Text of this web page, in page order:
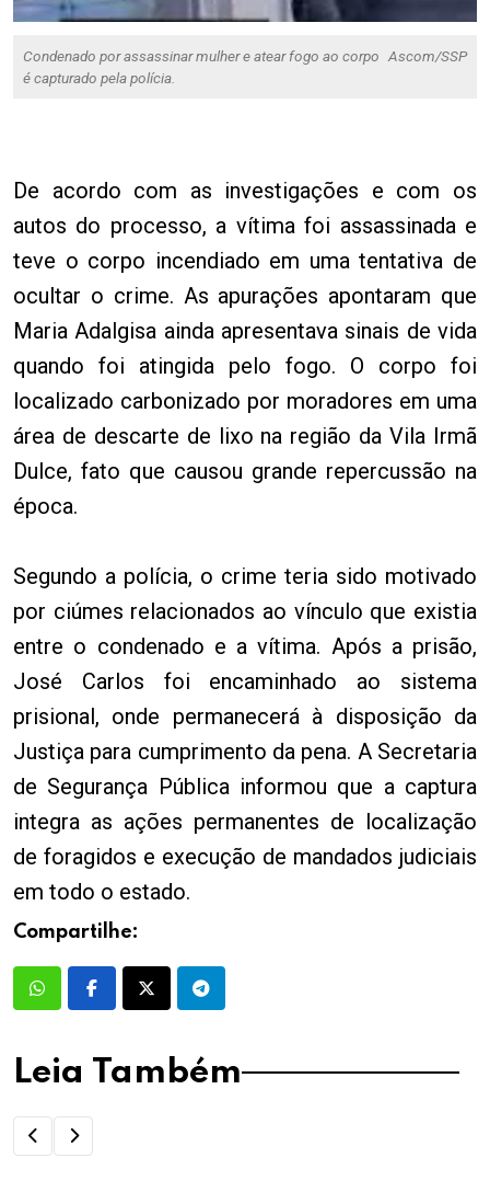
Condenado por assassinar mulher e atear fogo ao corpo
é capturado pela polícia.
Ascom/SSP
De acordo com as investigações e com os
autos do processo, a vítima foi assassinada e
teve o corpo incendiado em uma tentativa de
ocultar o crime. As apurações apontaram que
Maria Adalgisa ainda apresentava sinais de vida
quando foi atingida pelo fogo. O corpo foi
localizado carbonizado por moradores em uma
área de descarte de lixo na região da Vila Irmã
Dulce, fato que causou grande repercussão na
época.
Segundo a polícia, o crime teria sido motivado
por ciúmes relacionados ao vínculo que existia
entre o condenado e a vítima. Após a prisão,
José Carlos foi encaminhado ao sistema
prisional, onde permanecerá à disposição da
Justiça para cumprimento da pena. A Secretaria
de Segurança Pública informou que a captura
integra as ações permanentes de localização
de foragidos e execução de mandados judiciais
em todo o estado.
Compartilhe:
Leia Também